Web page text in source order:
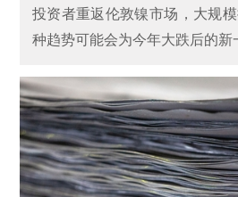
投资者重返伦敦镍市场，大规
种趋势可能会为今年大跌后的新